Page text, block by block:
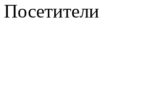
Посетители